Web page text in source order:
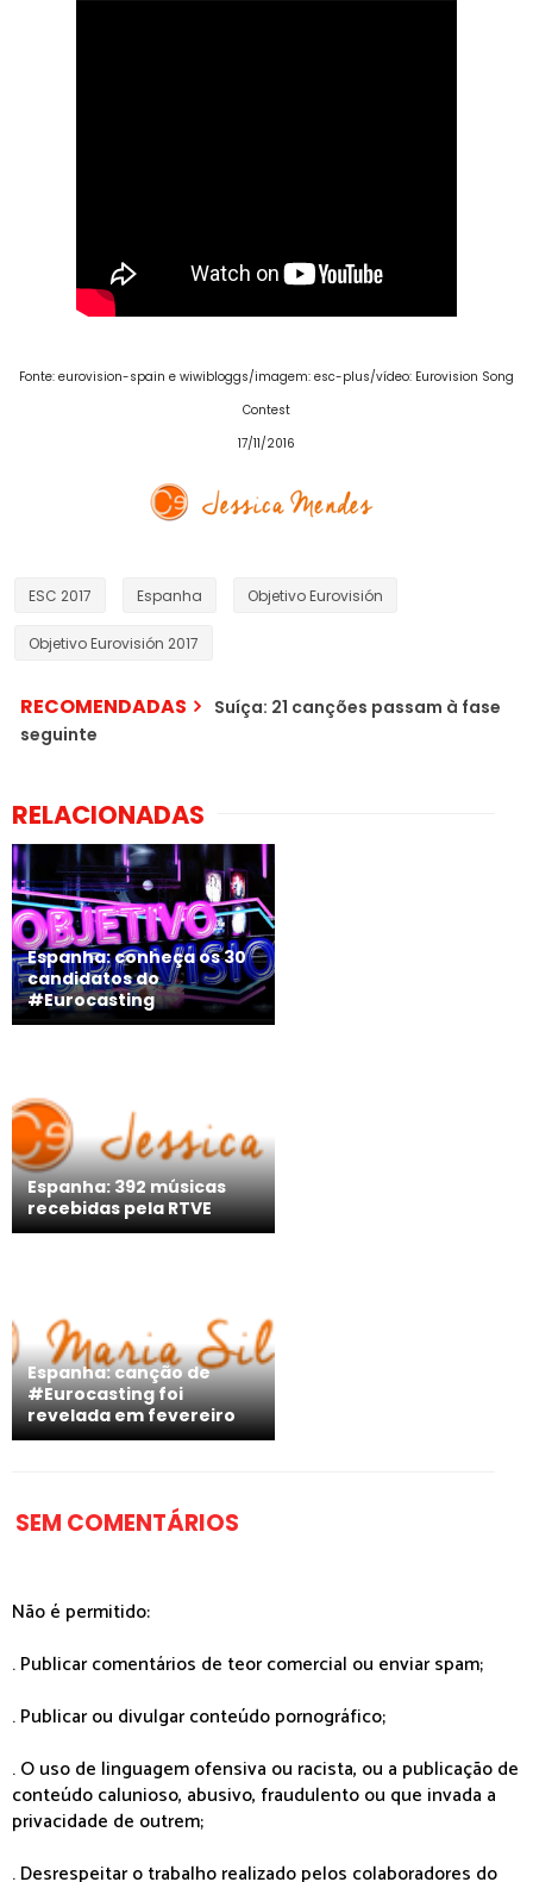
Fonte: eurovision-spain e wiwibloggs/imagem: esc-plus/vídeo: Eurovision Song
Contest
17/11/2016
ESC 2017 Espanha Objetivo Eurovisión
Objetivo Eurovisión 2017
RECOMENDADAS
Suíça: 21 canções passam à fase
seguinte
RELACIONADAS
Espanha: conheça os 30
candidatos do
#Eurocasting
Espanha: 392 músicas
recebidas pela RTVE
Espanha: canção de
#Eurocasting foi
revelada em fevereiro
SEM COMENTÁRIOS
Não é permitido:
. Publicar comentários de teor comercial ou enviar spam;
. Publicar ou divulgar conteúdo pornográfico;
. O uso de linguagem ofensiva ou racista, ou a publicação de
conteúdo calunioso, abusivo, fraudulento ou que invada a
privacidade de outrem;
. Desrespeitar o trabalho realizado pelos colaboradores do